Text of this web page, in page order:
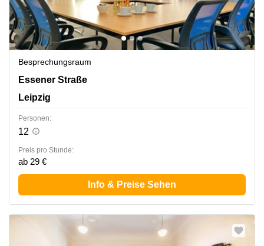
Besprechungsraum
Essener Straße 100, Leipzig
Essener Straße
Leipzig
Personen:
12
Preis pro Stunde:
ab 29 €
Info & Preise Sehen